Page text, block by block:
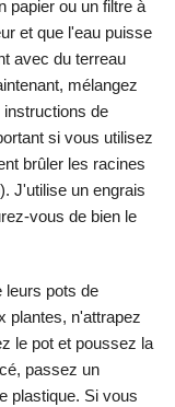
papier ou un filtre à
et que l'eau puisse
avec du terreau
mélangez
instructions de
si vous utilisez
brûler les racines
J'utilise un engrais
vous de bien le
leurs pots de
plantes, n'attrapez
le pot et poussez la
passez un
plastique. Si vous